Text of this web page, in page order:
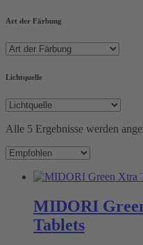
Art der Färbung
Lichtquelle
Alle 5 Ergebnisse werden
MIDORI
Tablets